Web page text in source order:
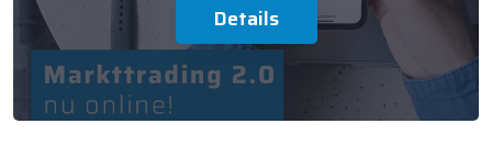
Details